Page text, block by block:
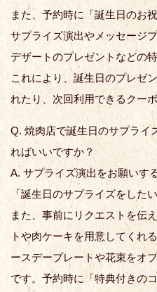
また、予約時に「誕生日のお
サプライズ演出やメッセージ
デザートのプレゼントなどの
これにより、誕生日のプレゼ
れたり、次回利用できるクー
Q. 焼肉店で誕生日のサプライ
ればいいですか？
A. サプライズ演出をお願いす
「誕生日のサプライズをした
また、事前にリクエストを伝
トや肉ケーキを用意してくれ
ースデープレートや花束をオ
です。予約時に「特典付きの